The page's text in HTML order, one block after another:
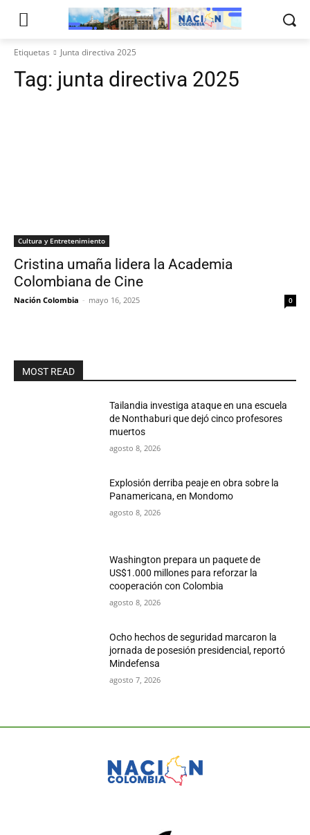
Etiquetas Junta directiva 2025
Tag: junta directiva 2025
Cultura y Entretenimiento
Cristina umaña lidera la Academia
Colombiana de Cine
Nación Colombia - mayo 16, 2025 0
MOST READ
Tailandia investiga ataque en una escuela
de Nonthaburi que dejó cinco profesores
muertos
agosto 8, 2026
Explosión derriba peaje en obra sobre la
Panamericana, en Mondomo
agosto 8, 2026
Washington prepara un paquete de
US$1.000 millones para reforzar la
cooperación con Colombia
agosto 8, 2026
Ocho hechos de seguridad marcaron la
jornada de posesión presidencial, reportó
Mindefensa
agosto 7, 2026